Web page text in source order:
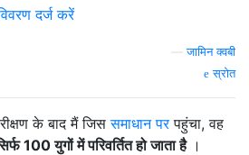
—जामिन क्वबी
स्रोत
के बाद मैं जिससमाधान परपहुंचा, वह
100 युगों में परिवर्तित हो जाता है।